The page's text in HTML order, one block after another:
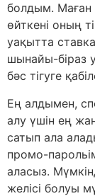
болдым. Маған
өйткені оның
уақытта
шынайы-біраз
бәс тігуге
Ең алдымен,
алу үшін ең
сатып ала
промо-
аласыз.
желісі болуы